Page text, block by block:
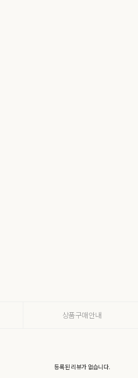
상품구매안내
등록된 리뷰가 없습니다.